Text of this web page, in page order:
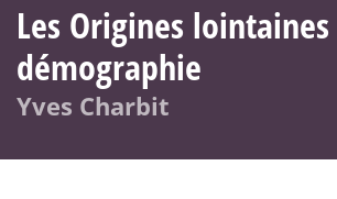
Les Origines
démographie
Yves Charbit